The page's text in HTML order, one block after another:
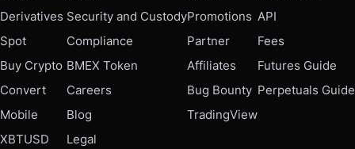
Derivatives
Spot
Buy Crypto
Convert
Mobile
XBTUSD
Security and Custody
Compliance
BMEX Token
Careers
Blog
Legal
Promotions
Partner
Affiliates
Bug Bounty
TradingView
API
Fees
Futures Guide
Perpetuals Guide